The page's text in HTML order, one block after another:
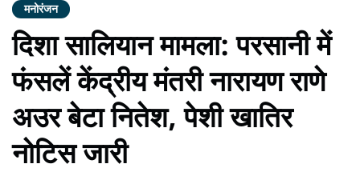
मनोरंजन
दिशा सालियान मामला: परसानी में
फंसलें केंद्रीय मंतरी नारायण राणे
अउर बेटा नितेश, पेशी खातिर
नोटिस जारी